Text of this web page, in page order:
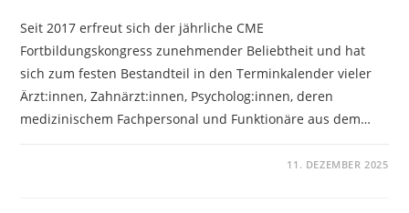
Seit 2017 erfreut sich der jährliche CME
Fortbildungskongress zunehmender Beliebtheit und hat
sich zum festen Bestandteil in den Terminkalender vieler
Ärzt:innen, Zahnärzt:innen, Psycholog:innen, deren
medizinischem Fachpersonal und Funktionäre aus dem…
11. DEZEMBER 2025